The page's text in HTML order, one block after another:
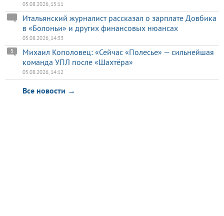
05.08.2026, 15:11
Итальянский журналист рассказал о зарплате Довбика
в «Болоньи» и других финансовых нюансах
05.08.2026, 14:33
Михаил Кополовец: «Сейчас «Полесье» — сильнейшая
команда УПЛ после «Шахтёра»
5
05.08.2026, 14:12
Все новости →